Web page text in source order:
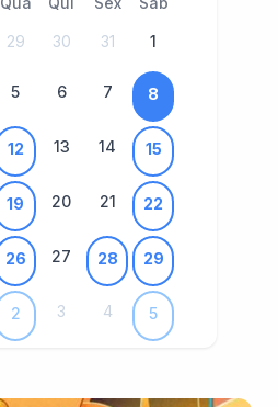
29 30 31 1
5 6 7 8
12 13 14 15
19 20 21 22
26 27 28 29
2 3 4 5